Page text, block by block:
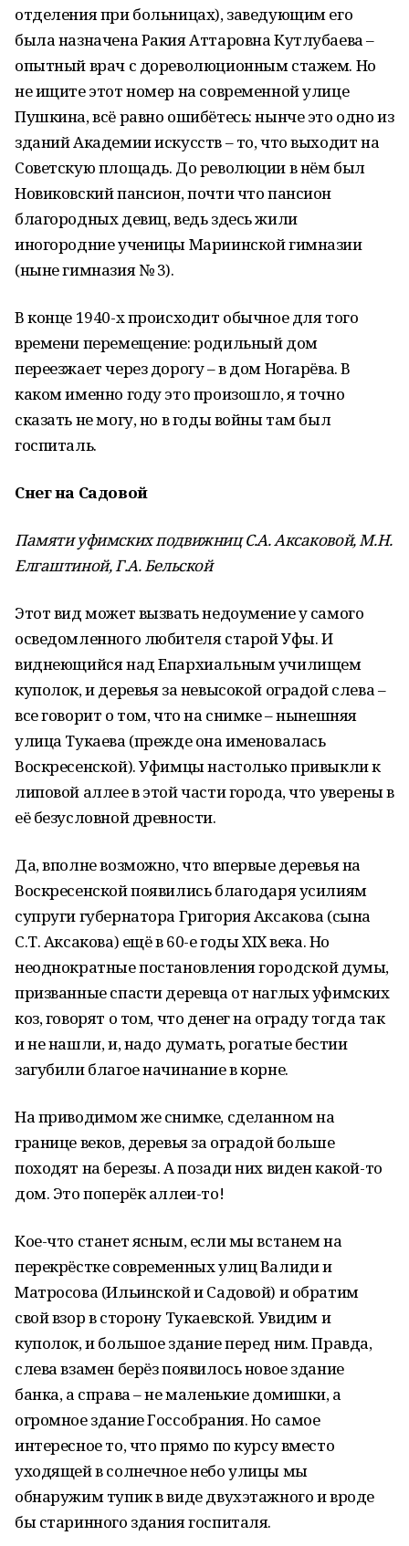
отделения при больницах), заведующим его
была назначена Ракия Аттаровна Кутлубаева –
опытный врач с дореволюционным стажем. Но
не ищите этот номер на современной улице
Пушкина, всё равно ошибётесь: нынче это одно из
зданий Академии искусств – то, что выходит на
Советскую площадь. До революции в нём был
Новиковский пансион, почти что пансион
благородных девиц, ведь здесь жили
иногородние ученицы Мариинской гимназии
(ныне гимназия № 3).
В конце 1940-х происходит обычное для того
времени перемещение: родильный дом
переезжает через дорогу – в дом Ногарёва. В
каком именно году это произошло, я точно
сказать не могу, но в годы войны там был
госпиталь.
Снег на Садовой
Памяти уфимских подвижниц С.А. Аксаковой, М.Н.
Елгаштиной, Г.А. Бельской
Этот вид может вызвать недоумение у самого
осведомленного любителя старой Уфы. И
виднеющийся над Епархиальным училищем
куполок, и деревья за невысокой оградой слева –
все говорит о том, что на снимке – нынешняя
улица Тукаева (прежде она именовалась
Воскресенской). Уфимцы настолько привыкли к
липовой аллее в этой части города, что уверены в
её безусловной древности.
Да, вполне возможно, что впервые деревья на
Воскресенской появились благодаря усилиям
супруги губернатора Григория Аксакова (сына
С.Т. Аксакова) ещё в 60-е годы XIX века. Но
неоднократные постановления городской думы,
призванные спасти деревца от наглых уфимских
коз, говорят о том, что денег на ограду тогда так
и не нашли, и, надо думать, рогатые бестии
загубили благое начинание в корне.
На приводимом же снимке, сделанном на
границе веков, деревья за оградой больше
походят на березы. А позади них виден какой-то
дом. Это поперёк аллеи-то!
Кое-что станет ясным, если мы встанем на
перекрёстке современных улиц Валиди и
Матросова (Ильинской и Садовой) и обратим
свой взор в сторону Тукаевской. Увидим и
куполок, и большое здание перед ним. Правда,
слева взамен берёз появилось новое здание
банка, а справа – не маленькие домишки, а
огромное здание Госсобрания. Но самое
интересное то, что прямо по курсу вместо
уходящей в солнечное небо улицы мы
обнаружим тупик в виде двухэтажного и вроде
бы старинного здания госпиталя.